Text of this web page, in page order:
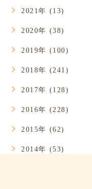
2021年 (13)
2020年 (38)
2019年 (100)
2018年 (241)
2017年 (128)
2016年 (228)
2015年 (62)
2014年 (53)